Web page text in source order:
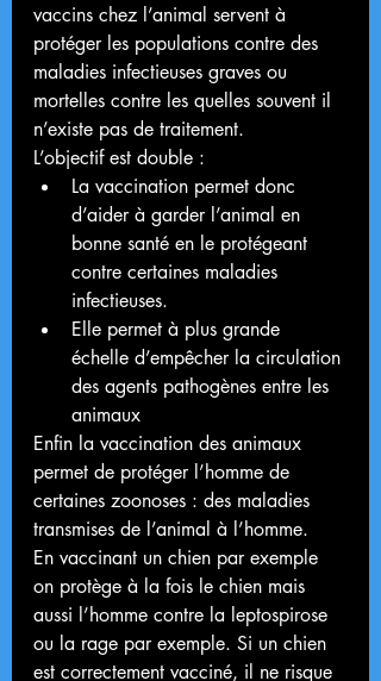
vaccins chez l’animal servent à
protéger les populations contre des
maladies infectieuses graves ou
mortelles contre les quelles souvent il
n’existe pas de traitement.
L’objectif est double :
La vaccination permet donc
d’aider à garder l’animal en
bonne santé en le protégeant
contre certaines maladies
infectieuses.
Elle permet à plus grande
échelle d’empêcher la circulation
des agents pathogènes entre les
animaux
Enfin la vaccination des animaux
permet de protéger l’homme de
certaines zoonoses : des maladies
transmises de l’animal à l’homme.
En vaccinant un chien par exemple
on protège à la fois le chien mais
aussi l’homme contre la leptospirose
ou la rage par exemple. Si un chien
est correctement vacciné, il ne risque